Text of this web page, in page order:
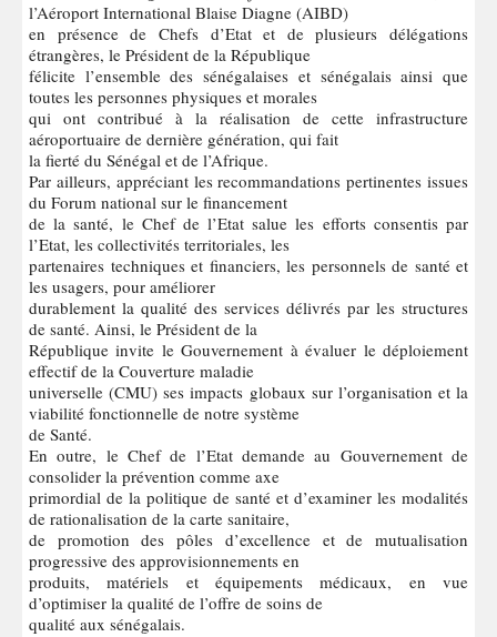
l’Aéroport International Blaise Diagne (AIBD)
en présence de Chefs d’Etat et de plusieurs délégations
étrangères, le Président de la République
félicite l’ensemble des sénégalaises et sénégalais ainsi que
toutes les personnes physiques et morales
qui ont contribué à la réalisation de cette infrastructure
aéroportuaire de dernière génération, qui fait
la fierté du Sénégal et de l’Afrique.
Par ailleurs, appréciant les recommandations pertinentes issues
du Forum national sur le financement
de la santé, le Chef de l’Etat salue les efforts consentis par
l’Etat, les collectivités territoriales, les
partenaires techniques et financiers, les personnels de santé et
les usagers, pour améliorer
durablement la qualité des services délivrés par les structures
de santé. Ainsi, le Président de la
République invite le Gouvernement à évaluer le déploiement
effectif de la Couverture maladie
universelle (CMU) ses impacts globaux sur l’organisation et la
viabilité fonctionnelle de notre système
de Santé.
En outre, le Chef de l’Etat demande au Gouvernement de
consolider la prévention comme axe
primordial de la politique de santé et d’examiner les modalités
de rationalisation de la carte sanitaire,
de promotion des pôles d’excellence et de mutualisation
progressive des approvisionnements en
produits, matériels et équipements médicaux, en vue
d’optimiser la qualité de l’offre de soins de
qualité aux sénégalais.